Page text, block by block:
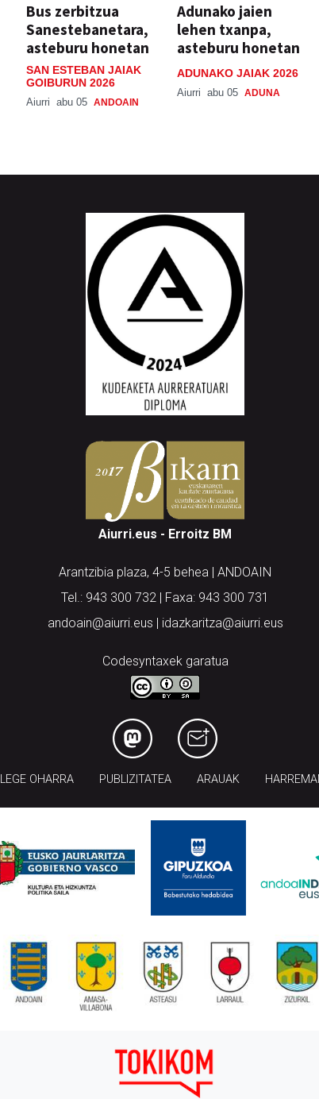
Bus zerbitzua
Sanestebanetara,
asteburu honetan
SAN ESTEBAN JAIAK
GOIBURUN 2026
Aiurri abu 05 ANDOAIN
Adunako jaien
lehen txanpa,
asteburu honetan
ADUNAKO JAIAK 2026
Aiurri abu 05 ADUNA
Aiurri.eus - Erroitz BM
Arantzibia plaza, 4-5 behea | ANDOAIN
Tel.: 943 300 732 | Faxa: 943 300 731
andoain@aiurri.eus | idazkaritza@aiurri.eus
Codesyntaxek garatua
LEGE OHARRA PUBLIZITATEA ARAUAK